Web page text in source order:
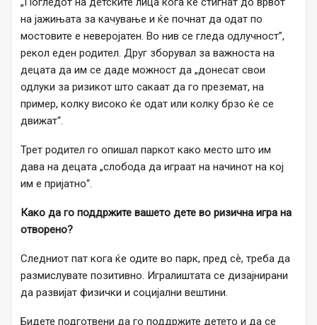
на јажињата за качување и ќе почнат да одат по
мостовите е неверојатен. Во нив се гледа одлучност”,
рекол еден родител. Друг зборувал за важноста на
децата да им се даде можност да „донесат свои
одлуки за ризикот што сакаат да го преземат, на
пример, колку високо ќе одат или колку брзо ќе се
движат“.
Трет родител го опишал паркот како место што им
дава на децата „слобода да играат на начинот на кој
им е пријатно“.
Како да го поддржите вашето дете во ризична игра на
отворено?
Следниот пат кога ќе одите во парк, пред сѐ, треба да
размислувате позитивно. Игралиштата се дизајнирани
да развијат физички и социјални вештини.
Бидете подготвени да го поддржите детето и да се